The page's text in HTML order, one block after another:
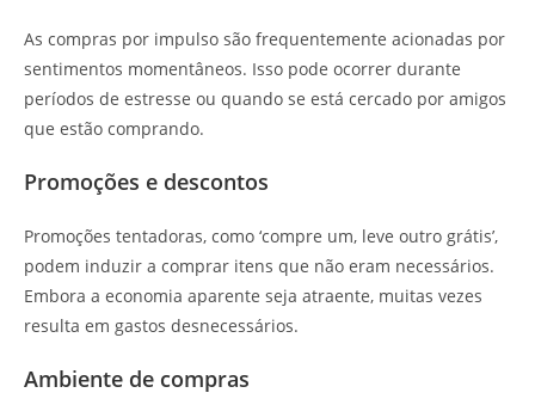
As compras por impulso são frequentemente acionadas por
sentimentos momentâneos. Isso pode ocorrer durante
períodos de estresse ou quando se está cercado por amigos
que estão comprando.
Promoções e descontos
Promoções tentadoras, como ‘compre um, leve outro grátis’,
podem induzir a comprar itens que não eram necessários.
Embora a economia aparente seja atraente, muitas vezes
resulta em gastos desnecessários.
Ambiente de compras